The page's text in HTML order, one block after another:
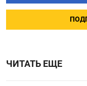
ЧИТАТЬ ЕЩЕ